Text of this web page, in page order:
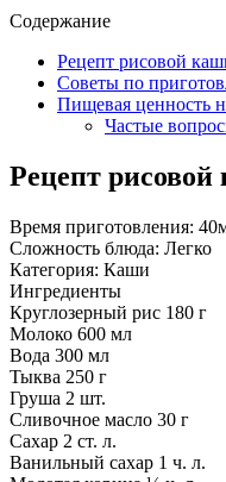
Содержание
Рецепт рисовой
Советы по
Пищевая ценность
Частые
Рецепт
Время приготовления:
Сложность блюда: Легко
Категория: Каши
Ингредиенты
Круглозерный рис 180 г
Молоко 600 мл
Вода 300 мл
Тыква 250 г
Груша 2 шт.
Сливочное масло 30 г
Сахар 2 ст. л.
Ванильный сахар 1 ч. л.